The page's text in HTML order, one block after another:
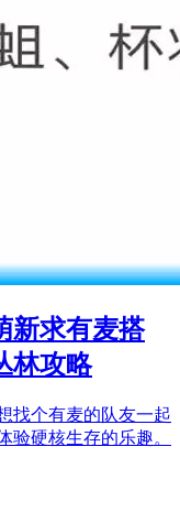
新求有麦搭
林攻略
找个有麦的队友一起
验硬核生存的乐趣。